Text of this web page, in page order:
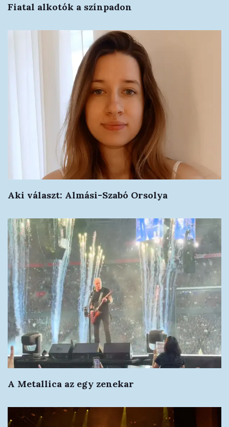
Fiatal alkotók a színpadon
Aki választ: Almási-Szabó Orsolya
A Metallica az egy zenekar